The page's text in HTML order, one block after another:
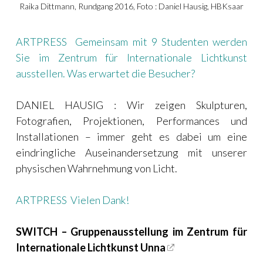
Raika Dittmann, Rundgang 2016, Foto : Daniel Hausig, HBKsaar
ARTPRESS Gemeinsam mit 9 Studenten werden
Sie im Zentrum für Internationale Lichtkunst
ausstellen. Was erwartet die Besucher?
DANIEL HAUSIG : Wir zeigen Skulpturen,
Fotografien, Projektionen, Performances und
Installationen – immer geht es dabei um eine
eindringliche Auseinandersetzung mit unserer
physischen Wahrnehmung von Licht.
ARTPRESS Vielen Dank!
SWITCH – Gruppenausstellung im Zentrum für
Internationale Lichtkunst Unna